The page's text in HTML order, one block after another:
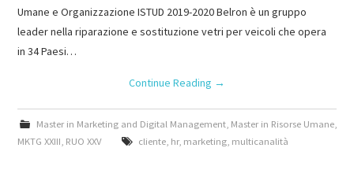
Umane e Organizzazione ISTUD 2019-2020 Belron è un gruppo
leader nella riparazione e sostituzione vetri per veicoli che opera
in 34 Paesi…
Continue Reading →
Master in Marketing and Digital Management, Master in Risorse Umane,
MKTG XXIII RUO XXV cliente, hr, marketing, multicanalità